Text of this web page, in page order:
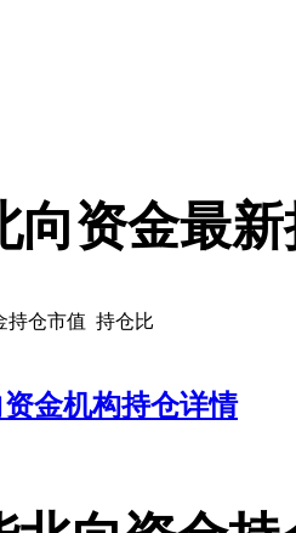
向资金最
持仓市值 持仓比
金机构持仓详情